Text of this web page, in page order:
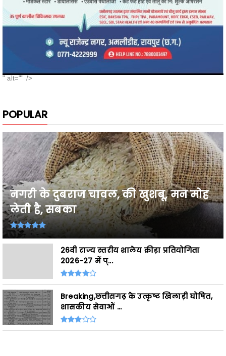
" alt="" />
POPULAR
नगरी के दुबराज चावल, की खुशबू, मन मोह
लेती है, सबका
26वी राज्य स्तरीय शालेय क्रीड़ा प्रतियोगिता
2026-27 में प्...
Breaking,छत्तीसगढ़ के उत्कृष्ट खिलाड़ी घोषित,
शासकीय सेवाओं ...